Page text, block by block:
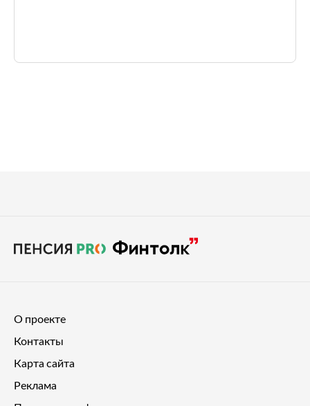
О проекте
Контакты
Карта сайта
Реклама